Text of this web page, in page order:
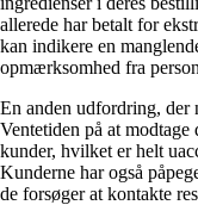
allerede har betalt for
kan indikere en
opmærksomhed fra
En anden udfordring, der
Ventetiden på at
kunder, hvilket er helt
Kunderne har også
de forsøger at kontakte